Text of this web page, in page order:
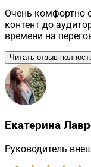
Очень комфортно
контент до
времени на
Читать отзыв
Екатерина
Руководитель